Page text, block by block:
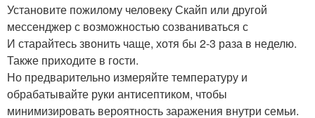
Установите пожилому человеку Скайп или другой
мессенджер с возможностью созваниваться с
И старайтесь звонить чаще, хотя бы 2-3 раза в неделю.
Также приходите в гости.
Но предварительно измеряйте температуру и
обрабатывайте руки антисептиком, чтобы
минимизировать вероятность заражения внутри семьи.